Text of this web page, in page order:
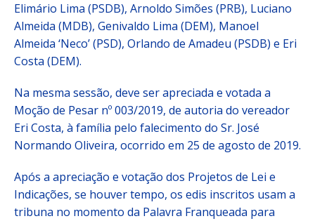
Elimário Lima (PSDB), Arnoldo Simões (PRB), Luciano
Almeida (MDB), Genivaldo Lima (DEM), Manoel
Almeida ‘Neco’ (PSD), Orlando de Amadeu (PSDB) e Eri
Costa (DEM).
Na mesma sessão, deve ser apreciada e votada a
Moção de Pesar nº 003/2019, de autoria do vereador
Eri Costa, à família pelo falecimento do Sr. José
Normando Oliveira, ocorrido em 25 de agosto de 2019.
Após a apreciação e votação dos Projetos de Lei e
Indicações, se houver tempo, os edis inscritos usam a
tribuna no momento da Palavra Franqueada para